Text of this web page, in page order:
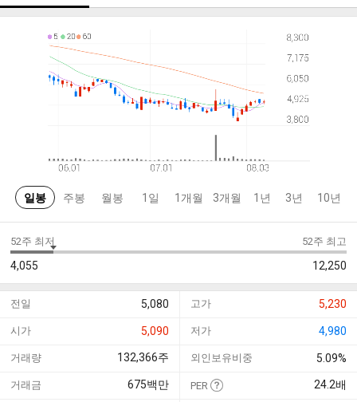
일봉 주봉 월봉 1일 1개월 3개월 1년 3년 10년
52주 최저
4,055
52주 최고
12,250
전일 5,080 고가 5,230
시가 5,090 저가 4,980
거래량 132,366주 외인보유비중 5.09%
거래금 675백만 PER 24.2배